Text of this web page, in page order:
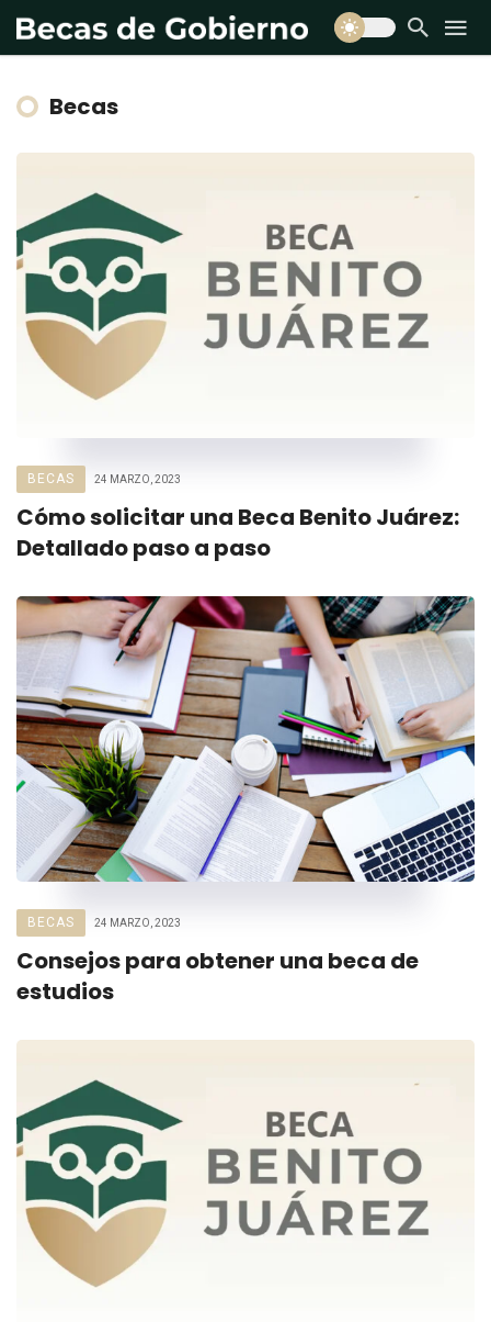
Becas
BECAS 24 MARZO, 2023
Cómo solicitar una Beca Benito Juárez:
Detallado paso a paso
BECAS 24 MARZO, 2023
Consejos para obtener una beca de
estudios